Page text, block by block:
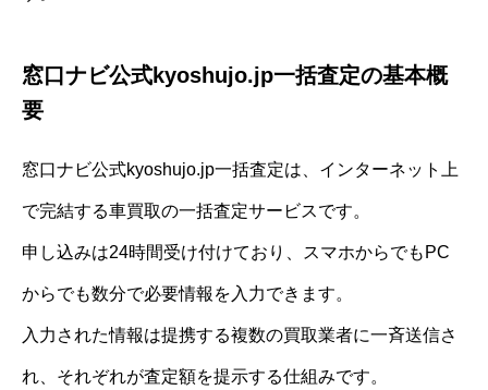
窓口ナビ公式kyoshujo.jp一括査定の基本概
要
窓口ナビ公式kyoshujo.jp一括査定は、インターネット上
で完結する車買取の一括査定サービスです。
申し込みは24時間受け付けており、スマホからでもPC
からでも数分で必要情報を入力できます。
入力された情報は提携する複数の買取業者に一斉送信さ
れ、それぞれが査定額を提示する仕組みです。